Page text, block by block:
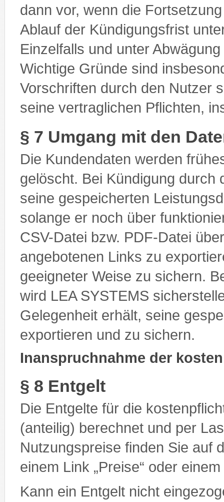
dann vor, wenn die
Ablauf der Kündigungsfrist
Einzelfalls und unter
Wichtige Gründe sind
Vorschriften durch den Nutzer
seine vertraglichen Pflichten,
§ 7 Umgang mit den
Die Kundendaten werden
gelöscht. Bei Kündigung durch
seine gespeicherten
solange er noch über
CSV-Datei bzw. PDF-Datei
angebotenen Links zu
geeigneter Weise zu sichern.
wird LEA SYSTEMS
Gelegenheit erhält, seine
exportieren und zu sichern.
Inanspruchnahme der
§ 8 Entgelt
Die Entgelte für die
(anteilig) berechnet und per
Nutzungspreise finden Sie auf
einem Link „Preise“ oder
Kann ein Entgelt nicht